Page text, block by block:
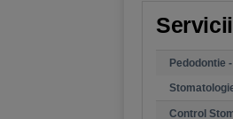
Pedodontie
Control